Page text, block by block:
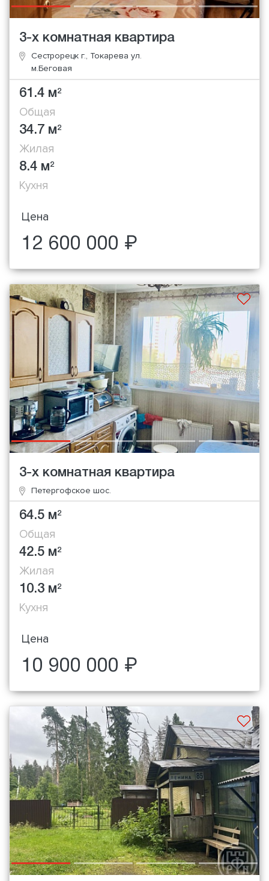
3-х комнатная квартира
Сестрорецк г., Токарева ул.
м.Беговая
61.4 м2
Общая
34.7 м2
Жилая
8.4 м2
Кухня
Цена
12 600 000 ₽
3-х комнатная квартира
Петергофское шос.
64.5 м2
Общая
42.5 м2
Жилая
10.3 м2
Кухня
Цена
10 900 000 ₽